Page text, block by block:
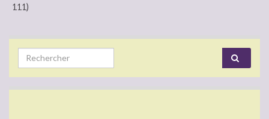
111)
Search for: